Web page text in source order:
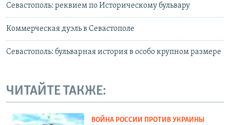
Севастополь: реквием по Историческому бульвару
Коммерческая дуэль в Севастополе
Севастополь: бульварная история в особо крупном размере
ЧИТАЙТЕ ТАКЖЕ:
ВОЙНА РОССИИ ПРОТИВ УКРАИНЫ